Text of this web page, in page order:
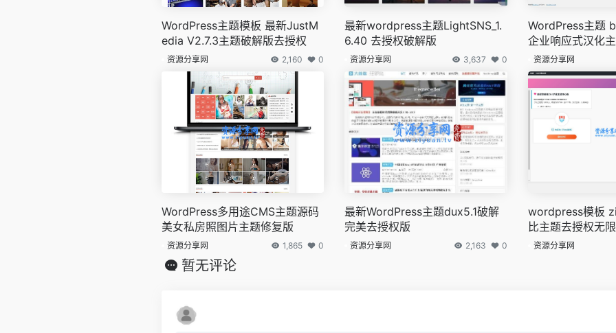
WordPress主题模板 最新JustM
edia V2.7.3主题破解版去授权
资源分享网 2,160 0
最新wordpress主题LightSNS_1.
6.40 去授权破解版
资源分享网 3,637 0
WordPress主题
企业响应式汉化
+模版
资源分享网
WordPress多用途CMS主题源码
美女私房照图片主题修复版
资源分享网 1,865 0
最新WordPress主题dux5.1破解
完美去授权版
资源分享网 2,163 0
wordpress模板
比主题去授权无
资源分享网
暂无评论